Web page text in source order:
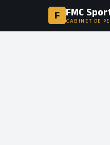
F FMC
CABINET DE